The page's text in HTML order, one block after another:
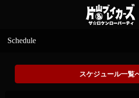
Schedule
スケジュール一覧